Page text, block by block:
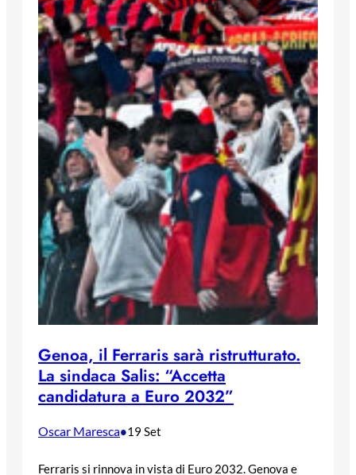
Genoa, il Ferraris sarà ristrutturato.
La sindaca Salis: “Accetta
candidatura a Euro 2032”
Oscar Maresca•19 Set
Ferraris si rinnova in vista di Euro 2032. Genova e